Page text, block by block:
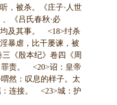
，被杀。《庄子·人世
《吕氏春秋·必
及其事。 <18>纣杀
暴虐，比干屡谏，被
《殷本纪》卷四《周
责。 <20>诏：皇帝
然：叹息的样子。太
连接。 <23>城：护